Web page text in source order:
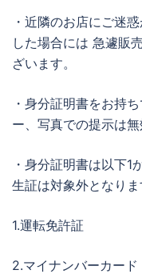
・近隣のお店にご迷
した場合には 急遽販
ざいます。
・身分証明書をお持
ー、写真での提示は無
・身分証明書は以下
生証は対象外となりま
1.運転免許証
2.マイナンバーカード